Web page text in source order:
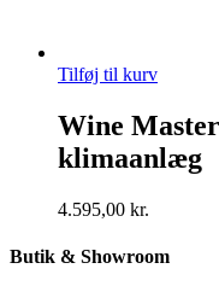
Tilføj til kurv
Wine
klimaanlæg
4.595,00 kr.
Butik & Showroom